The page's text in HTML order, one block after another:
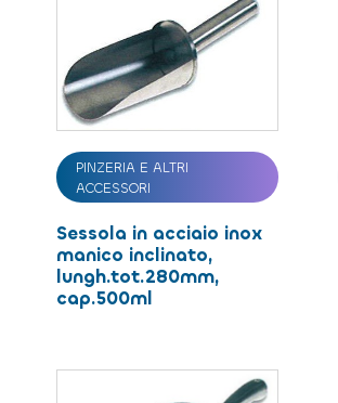
PINZERIA E ALTRI
ACCESSORI
Sessola in acciaio inox
manico inclinato,
lungh.tot.280mm,
cap.500ml